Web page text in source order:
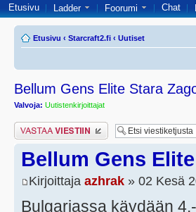
Etusivu Ladder Foorumi Chat
Etusivu ‹ Starcraft2.fi ‹ Uutiset
Bellum Gens Elite Stara
Valvoja: Uutistenkirjoittajat
Lähetä vastaus
Bellum Gens
Kirjoittaja azhrak » 02 Kesä
Bulgariassa käydään